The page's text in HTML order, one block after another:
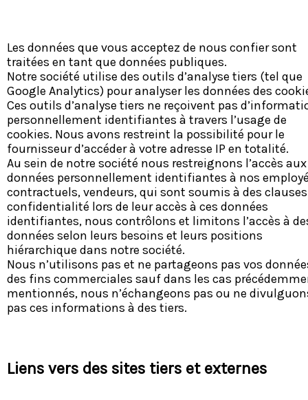
Les données que vous acceptez de nous confier sont
traitées en tant que données publiques.
Notre société utilise des outils d’analyse tiers (tel que
Google Analytics) pour analyser les données des
Ces outils d’analyse tiers ne reçoivent pas
personnellement identifiantes à travers l’usage de
cookies. Nous avons restreint la possibilité pour le
fournisseur d’accéder à votre adresse IP en totalité.
Au sein de notre société nous restreignons l’accès aux
données personnellement identifiantes à nos
contractuels, vendeurs, qui sont soumis à des
confidentialité lors de leur accès à ces données
identifiantes, nous contrôlons et limitons l’accès à
données selon leurs besoins et leurs positions
hiérarchique dans notre société.
Nous n’utilisons pas et ne partageons pas vos
des fins commerciales sauf dans les cas
mentionnés, nous n’échangeons pas ou ne
pas ces informations à des tiers.
Liens vers des sites tiers et externes